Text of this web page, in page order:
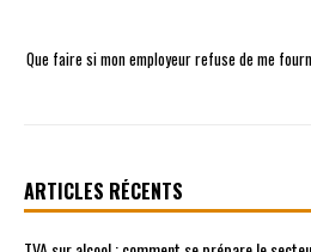
Que faire si mon employeur refuse de me
ARTICLES RÉCENTS